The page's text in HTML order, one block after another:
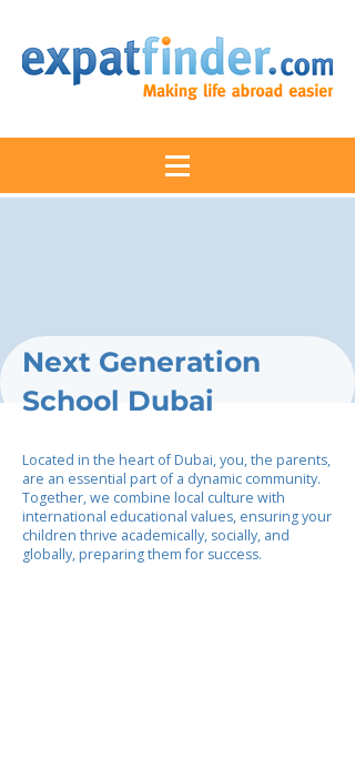
Next Generation
School Dubai
Located in the heart of Dubai, you, the parents,
are an essential part of a dynamic community.
Together, we combine local culture with
international educational values, ensuring your
children thrive academically, socially, and
globally, preparing them for success.